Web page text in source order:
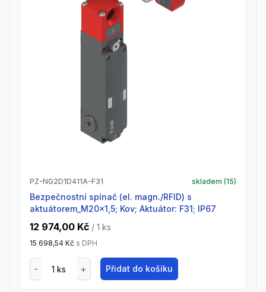
PZ-NG2D1D411A-F31 skladem (15)
Bezpečnostní spínač (el. magn./RFID) s
aktuátorem_M20x1,5; Kov; Aktuátor: F31; IP67
12 974,00 Kč / 1 ks
15 698,54 Kč s DPH
Přidat do košíku